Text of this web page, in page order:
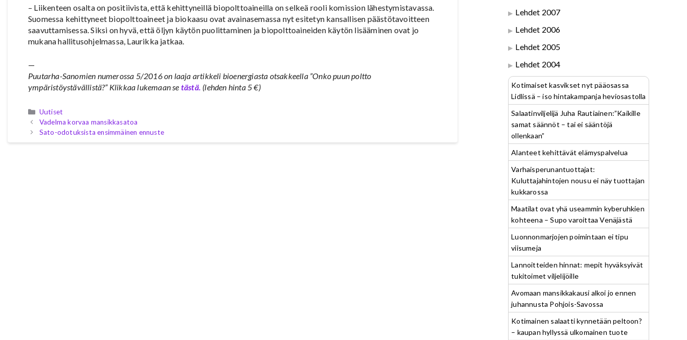
– Liikenteen osalta on positiivista, että kehittyneillä biopolttoaineilla on selkeä rooli komission lähestymistavassa.
Suomessa kehittyneet biopolttoaineet ja biokaasu ovat avainasemassa nyt esitetyn kansallisen päästötavoitteen
saavuttamisessa. Siksi on hyvä, että öljyn käytön puolittaminen ja biopolttoaineiden käytön lisääminen ovat jo
mukana hallitusohjelmassa, Laurikka jatkaa.
—
Puutarha-Sanomien numerossa 5/2016 on laaja artikkeli bioenergiasta otsakkeella ”Onko puun poltto
ympäristöystävällistä?” Klikkaa lukemaan se tästä. (lehden hinta 5 €)
Kategoriat
Uutiset
Vadelma korvaa mansikkasatoa
Sato-odotuksista ensimmäinen ennuste
Lehdet 2007
Lehdet 2006
Lehdet 2005
Lehdet 2004
Kotimaiset kasvikset nyt pääosassa
Lidlissä – iso hintakampanja heviosastolla
Salaatinviljelijä Juha Rautiainen:”Kaikille
samat säännöt – tai ei sääntöjä
ollenkaan”
Alanteet kehittävät elämyspalvelua
Varhaisperunantuottajat:
Kuluttajahintojen nousu ei näy tuottajan
kukkarossa
Maatilat ovat yhä useammin kyberuhkien
kohteena – Supo varoittaa Venäjästä
Luonnonmarjojen poimintaan ei tipu
viisumeja
Lannoitteiden hinnat: mepit hyväksyivät
tukitoimet viljelijöille
Avomaan mansikkakausi alkoi jo ennen
juhannusta Pohjois-Savossa
Kotimainen salaatti kynnetään peltoon?
– kaupan hyllyssä ulkomainen tuote